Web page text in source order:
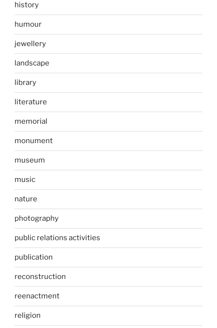
history
humour
jewellery
landscape
library
literature
memorial
monument
museum
music
nature
photography
public relations activities
publication
reconstruction
reenactment
religion